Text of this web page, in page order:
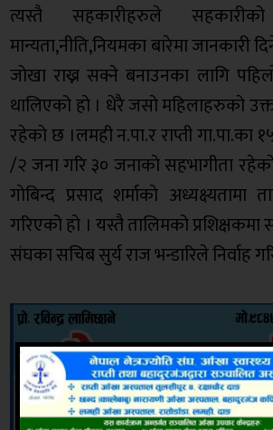
त्यस्तै सहकारीहरुले सहकारीको
मान्यता,नीति,नियमका बारेमा जानकारी
जाेखा राख्न सक्ने बनाउनका लागि
थालिएको हाे । धेरै जसाे महिलाहरुकाे
रहेकाे छ ।लमही न.पा.र राप्ती गा.पा.का
/२ जना गरि ३० जनाकाे सहभागीता
गाेबिन्द प्रसाद शर्माकाे अध्यक्ष्यतामा
गरिएको हो । यस्तै तालिमको प्रशिक्षकमा
संघका सचिब सुर्य राज भन्डारिले निर्वाह